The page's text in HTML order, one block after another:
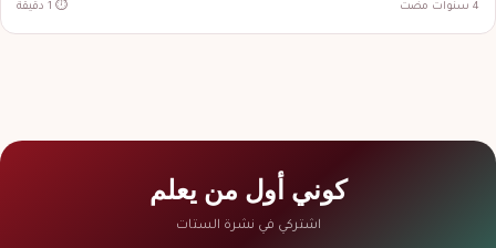
4 سنوات مضت ⏱ 1 دقيقة
كوني أول من يعلم
اشتركي في نشرة الستات